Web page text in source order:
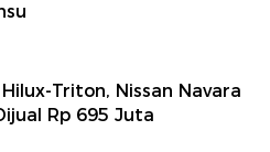
Triton, Nissan Navara
Rp 695 Juta